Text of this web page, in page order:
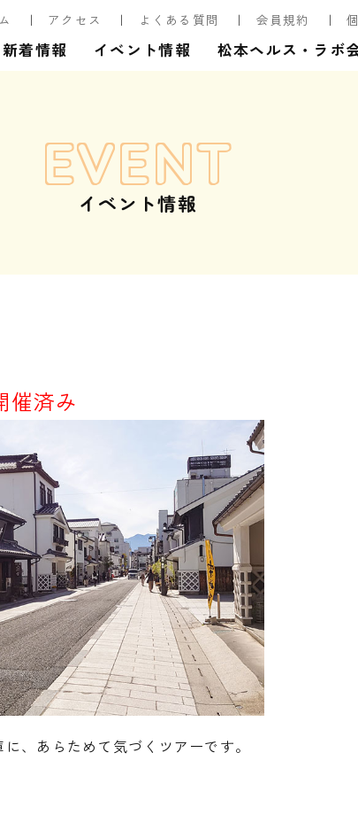
アクセス よくある質問 会員規約
新着情報 イベント情報 松本ヘルス・ラボ
EVENT
イベント情報
済み
、あらためて気づくツアーです。